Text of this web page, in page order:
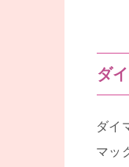
ダ
ダイ
マッ